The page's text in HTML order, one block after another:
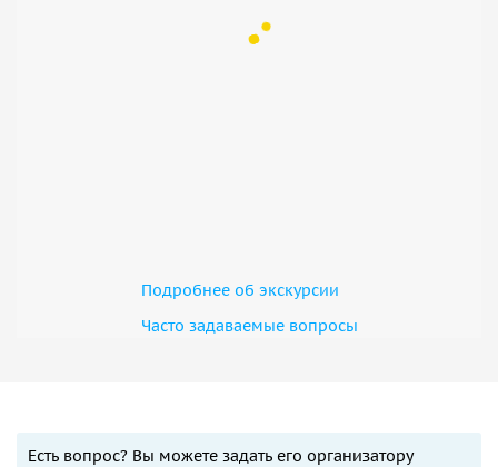
Подробнее об экскурсии
Часто задаваемые вопросы
Есть вопрос? Вы можете задать его организатору